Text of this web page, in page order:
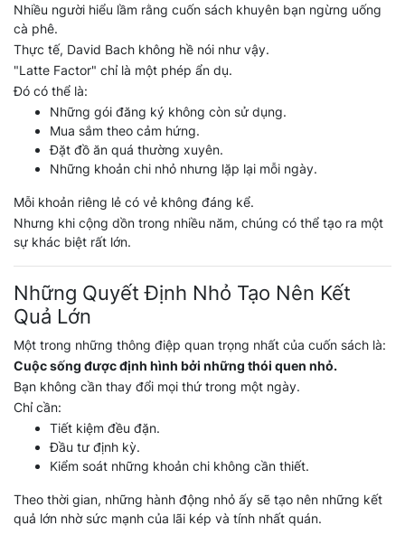
Nhiều người hiểu lầm rằng cuốn sách khuyên bạn ngừng uống
cà phê.
Thực tế, David Bach không hề nói như vậy.
"Latte Factor" chỉ là một phép ẩn dụ.
Đó có thể là:
Những gói đăng ký không còn sử dụng.
Mua sắm theo cảm hứng.
Đặt đồ ăn quá thường xuyên.
Những khoản chi nhỏ nhưng lặp lại mỗi ngày.
Mỗi khoản riêng lẻ có vẻ không đáng kể.
Nhưng khi cộng dồn trong nhiều năm, chúng có thể tạo ra một
sự khác biệt rất lớn.
Những Quyết Định Nhỏ Tạo Nên Kết
Quả Lớn
Một trong những thông điệp quan trọng nhất của cuốn sách là:
Cuộc sống được định hình bởi những thói quen nhỏ.
Bạn không cần thay đổi mọi thứ trong một ngày.
Chỉ cần:
Tiết kiệm đều đặn.
Đầu tư định kỳ.
Kiểm soát những khoản chi không cần thiết.
Theo thời gian, những hành động nhỏ ấy sẽ tạo nên những kết
quả lớn nhờ sức mạnh của lãi kép và tính nhất quán.